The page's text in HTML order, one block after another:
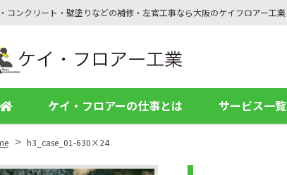
コンクリート・壁塗りなどの補修・左官工事なら大阪のケイフロアー工業
ケイ・フロアーの仕事とは サービス一覧
> h3_case_01-630×24